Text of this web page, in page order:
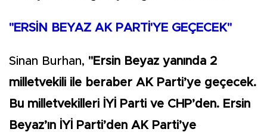
"ERSİN BEYAZ AK PARTİ'YE GEÇECEK"
Sinan Burhan, "Ersin Beyaz yanında 2
milletvekili ile beraber AK Parti’ye geçecek.
Bu milletvekilleri İYİ Parti ve CHP’den. Ersin
Beyaz’ın İYİ Parti’den AK Parti’ye